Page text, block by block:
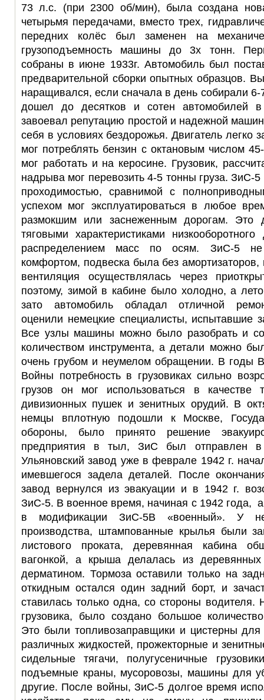
73 л.с. (при 2300 об/мин), была создана
четырьмя передачами, вместо трех,
передних колёс был заменен на
грузоподъемность машины до 3х тонн.
собраны в июне 1933г. Автомобиль был
предварительной сборки опытных образцов.
наращивался, если сначала в день собирали 6-
дошел до десятков и сотен автомобилей
завоевал репутацию простой и надежной
себя в условиях бездорожья. Двигатель легко
мог потреблять бензин с октановым числом
мог работать и на керосине. Грузовик,
надрыва мог перевозить 4-5 тонны груза. ЗиС-
проходимостью, сравнимой с
успехом мог эксплуатироваться в любое
размокшим или заснеженным дорогам. Это
тяговыми характеристиками
распределением масс по осям. ЗиС-5 не
комфортом, подвеска была без амортизаторов,
вентиляция осуществлялась через
поэтому, зимой в кабине было холодно, а
зато автомобиль обладал отличной
оценили немецкие специалисты, испытавшие
Все узлы машины можно было разобрать и
количеством инструмента, а детали можно
очень грубом и неумелом обращении. В годы
Войны потребность в грузовиках сильно
грузов он мог использоваться в качестве
дивизионных пушек и зенитных орудий. В
немцы вплотную подошли к Москве,
обороны, было принято решение
предприятия в тыл, ЗиС был отправлен
Ульяновский завод уже в феврале 1942 г.
имевшегося задела деталей. После
завод вернулся из эвакуации и в 1942 г.
ЗиС-5. В военное время, начиная с 1942 года,
в модификации ЗиС-5В «военный». У
производства, штампованные крылья были
листового проката, деревянная кабина
вагонкой, а крыша делалась из деревянных
дерматином. Тормоза оставили только на
откидным остался один задний борт, и
ставилась только одна, со стороны
грузовика, было создано большое
Это были топливозаправщики и цистерны для
различных жидкостей, прожекторные и
сидельные тягачи, полугусеничные
подъемные краны, мусоровозы, машины для
другие. После войны, ЗиС-5 долгое время